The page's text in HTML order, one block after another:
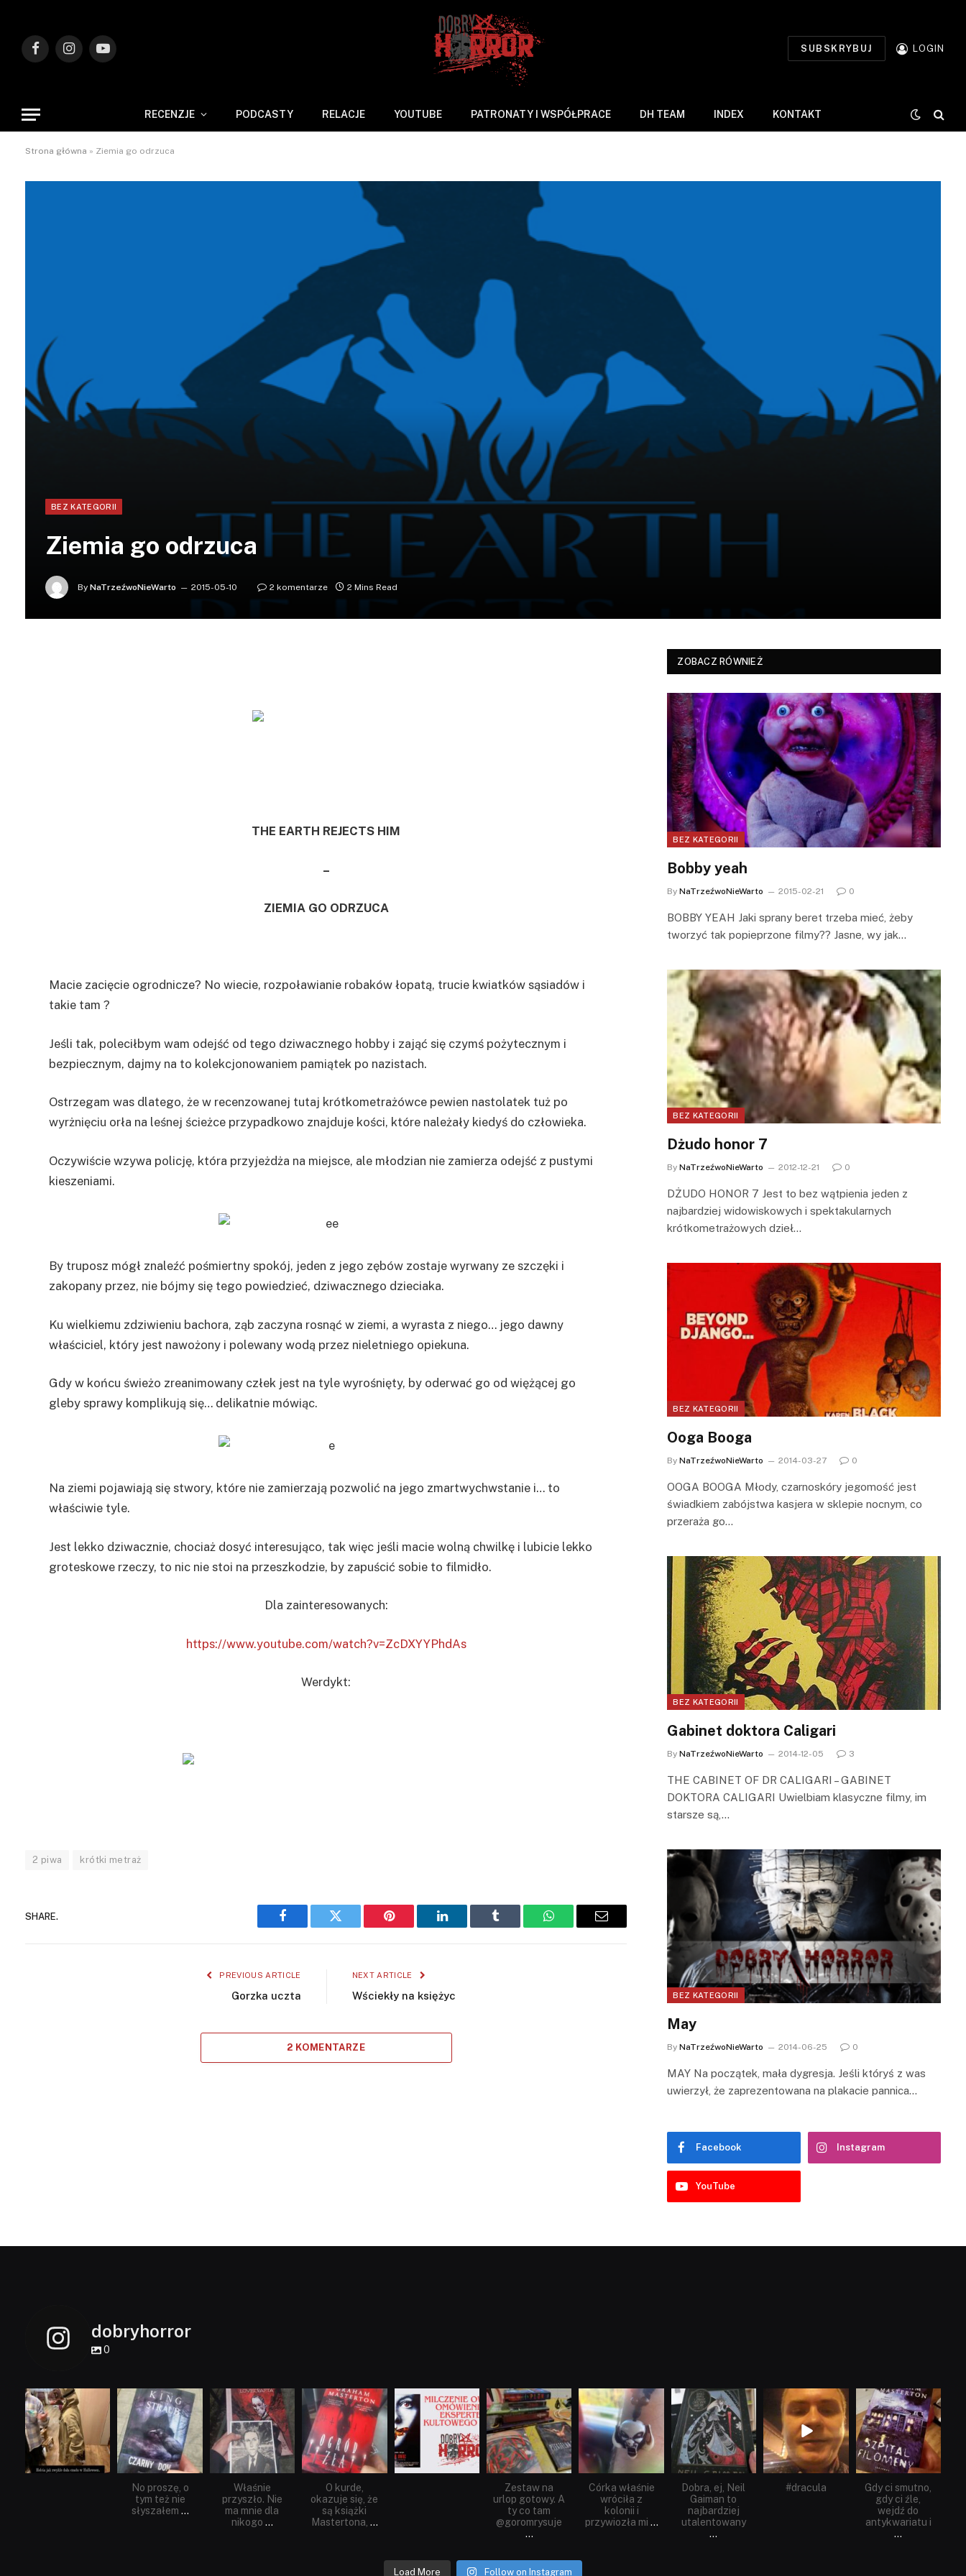
FacebookInstagramYouTube
SUBSKRYBUJ LOGIN
RECENZJE PODCASTY RELACJE YOUTUBE PATRONATY I WSPÓŁPRACE DH TEAM INDEX KONTAKT
Strona główna » Ziemia go odrzuca
BEZ KATEGORII
Ziemia go odrzuca
By NaTrzeźwoNieWarto 2015-05-10 2 komentarze 2 Mins Read
THE EARTH REJECTS HIM
–
ZIEMIA GO ODRZUCA
Macie zacięcie ogrodnicze? No wiecie, rozpoławianie robaków łopatą, trucie kwiatków sąsiadów i
takie tam ?
Jeśli tak, poleciłbym wam odejść od tego dziwacznego hobby i zająć się czymś pożytecznym i
bezpiecznym, dajmy na to kolekcjonowaniem pamiątek po nazistach.
Ostrzegam was dlatego, że w recenzowanej tutaj krótkometrażówce pewien nastolatek tuż po
wyrżnięciu orła na leśnej ścieżce przypadkowo znajduje kości, które należały kiedyś do człowieka.
Oczywiście wzywa policję, która przyjeżdża na miejsce, ale młodzian nie zamierza odejść z pustymi
kieszeniami.
By truposz mógł znaleźć pośmiertny spokój, jeden z jego zębów zostaje wyrwany ze szczęki i
zakopany przez, nie bójmy się tego powiedzieć, dziwacznego dzieciaka.
Ku wielkiemu zdziwieniu bachora, ząb zaczyna rosnąć w ziemi, a wyrasta z niego… jego dawny
właściciel, który jest nawożony i polewany wodą przez nieletniego opiekuna.
Gdy w końcu świeżo zreanimowany człek jest na tyle wyrośnięty, by oderwać go od więżącej go
gleby sprawy komplikują się… delikatnie mówiąc.
Na ziemi pojawiają się stwory, które nie zamierzają pozwolić na jego zmartwychwstanie i… to
właściwie tyle.
Jest lekko dziwacznie, chociaż dosyć interesująco, tak więc jeśli macie wolną chwilkę i lubicie lekko
groteskowe rzeczy, to nic nie stoi na przeszkodzie, by zapuścić sobie to filmidło.
Dla zainteresowanych:
https://www.youtube.com/watch?v=ZcDXYYPhdAs
Werdykt:
2 piwa krótki metraż
SHARE.
Facebook Twitter Pinterest LinkedIn Tumblr WhatsAppEmail
PREVIOUS ARTICLE
Gorzka uczta
NEXT ARTICLE
Wściekły na księżyc
2 KOMENTARZE
ZOBACZ RÓWNIEŻ
BEZ KATEGORII
Bobby yeah
By NaTrzeźwoNieWarto 2015-02-21 0
BOBBY YEAH Jaki sprany beret trzeba mieć, żeby
tworzyć tak popieprzone filmy?? Jasne, wy jak…
BEZ KATEGORII
Dżudo honor 7
By NaTrzeźwoNieWarto 2012-12-21 0
DŻUDO HONOR 7 Jest to bez wątpienia jeden z
najbardziej widowiskowych i spektakularnych
krótkometrażowych dzieł…
BEZ KATEGORII
Ooga Booga
By NaTrzeźwoNieWarto 2014-03-27 0
OOGA BOOGA Młody, czarnoskóry jegomość jest
świadkiem zabójstwa kasjera w sklepie nocnym, co
przeraża go…
BEZ KATEGORII
Gabinet doktora Caligari
By NaTrzeźwoNieWarto 2014-12-05 3
THE CABINET OF DR CALIGARI – GABINET
DOKTORA CALIGARI Uwielbiam klasyczne filmy, im
starsze są,…
BEZ KATEGORII
May
By NaTrzeźwoNieWarto 2014-06-25 0
MAY Na początek, mała dygresja. Jeśli któryś z was
uwierzył, że zaprezentowana na plakacie pannica…
Facebook Instagram
YouTube
dobryhorror
0
dobryhorror
Lis 1
dobryhorror
Wrz 23
No proszę, o
tym też nie
słyszałem ...
dobryhorror
Wrz 19
Właśnie
przyszło. Nie
ma mnie dla
nikogo ...
dobryhorror
Sie 23
O kurde,
okazuje się, że
są książki
Mastertona, ...
dobryhorror
Sie 19
dobryhorror
Lip 31
Zestaw na
urlop gotowy. A
ty co tam
@goromrysuje
...
dobryhorror
Lip 14
Córka właśnie
wróciła z
kolonii i
przywiozła mi ...
dobryhorror
Cze 16
Dobra, ej, Neil
Gaiman to
najbardziej
utalentowany
...
dobryhorror
Maj 25
#dracula
dobryhorror
Maj 22
Gdy ci smutno,
gdy ci źle,
wejdź do
antykwariatu i
...
Load More Follow on Instagram